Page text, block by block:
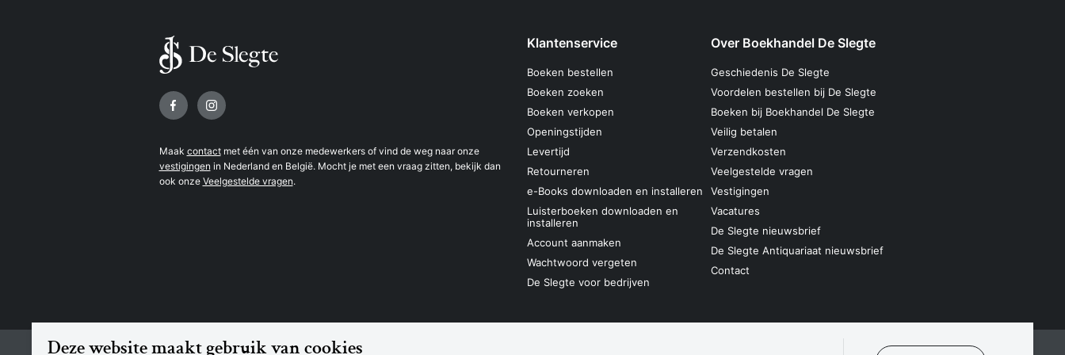
Deze website maakt gebruik van cookies
Volg ons op
Maak contactmet één van onze medewerkers of vind de weg naar onze
vestigingen in Nederland en België. Mocht je met een vraag zitten, bekijk dan
ook onze Veelgestelde vragen.
Klantenservice
Boeken bestellen
Boeken zoeken
Boeken verkopen
Openingstijden
Levertijd
Retourneren
e-Books downloaden en installeren
Luisterboeken downloaden en
installeren
Account aanmaken
Wachtwoord vergeten
De Slegte voor bedrijven
Over Boekhandel De Slegte
Geschiedenis De Slegte
Voordelen bestellen bij De Slegte
Boeken bij Boekhandel De Slegte
Veilig betalen
Verzendkosten
Veelgestelde vragen
Vestigingen
Vacatures
De Slegte nieuwsbrief
De Slegte Antiquariaat nieuwsbrief
Contact
Contact
© 2026 Boekhandel De Slegte